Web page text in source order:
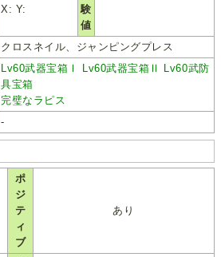
X: Y:
験
値
クロスネイル、ジャンピングプレス
Lv60武器宝箱Ⅰ Lv60武器宝箱Ⅱ
Lv60武防
具宝箱
完璧なラピス
-
ポ
ジ
テ
ィ
ブ
あり